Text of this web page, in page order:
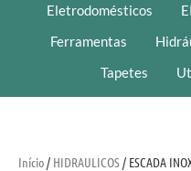
Eletrodomésticos
Ferramentas
Tapetes
Início/ HIDRAULICOS/ ESCADA